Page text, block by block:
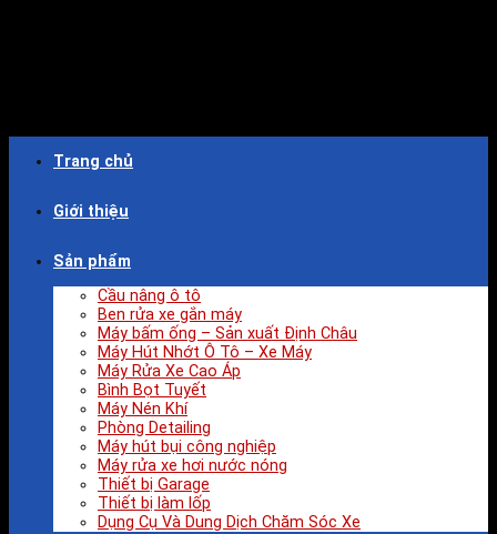
Trang chủ
Giới thiệu
Sản phẩm
Cầu nâng ô tô
Ben rửa xe gắn máy
Máy bấm ống – Sản xuất Định Châu
Máy Hút Nhớt Ô Tô – Xe Máy
Máy Rửa Xe Cao Áp
Bình Bọt Tuyết
Máy Nén Khí
Phòng Detailing
Máy hút bụi công nghiệp
Máy rửa xe hơi nước nóng
Thiết bị Garage
Thiết bị làm lốp
Dụng Cụ Và Dung Dịch Chăm Sóc Xe